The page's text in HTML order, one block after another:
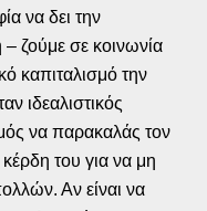
να δει την
– ζούμε σε κοινωνία
καπιταλισμό την
ιδεαλιστικός
να παρακαλάς τον
του για να μη
Αν είναι να